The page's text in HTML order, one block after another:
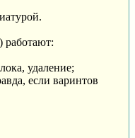
работают:
удаление;
если варинтов